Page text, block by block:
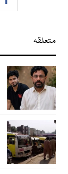
متعلقہ